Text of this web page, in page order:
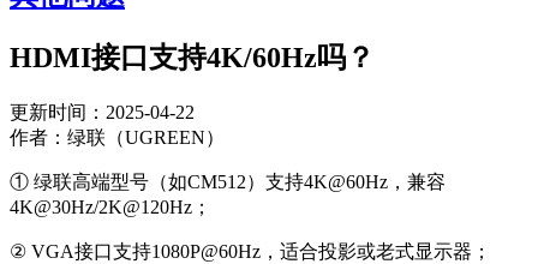
HDMI接口支持4K/60Hz吗？
更新时间：2025-04-22
作者：绿联（UGREEN）
① 绿联高端型号（如CM512）支持4K@60Hz，兼容
4K@30Hz/2K@120Hz；
② VGA接口支持1080P@60Hz，适合投影或老式显示器；